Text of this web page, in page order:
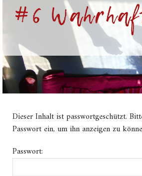
Dieser Inhalt ist passwortgeschützt.
Passwort ein, um ihn anzeigen zu
Passwort: